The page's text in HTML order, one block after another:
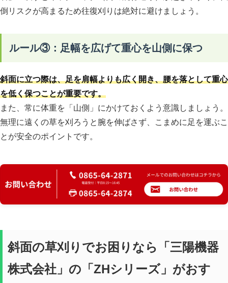
倒リスクが高まるため往復刈りは絶対に避けましょう。
ルール③：足幅を広げて重心を山側に保つ
斜面に立つ際は、足を肩幅よりも広く開き、腰を落として重心
を低く保つことが重要です。
また、常に体重を「山側」にかけておくよう意識しましょう。
無理に遠くの草を刈ろうと腕を伸ばさず、こまめに足を運ぶこ
とが安全のポイントです。
斜面の草刈りでお困りなら「三陽機器
株式会社」の「ZHシリーズ」がおす